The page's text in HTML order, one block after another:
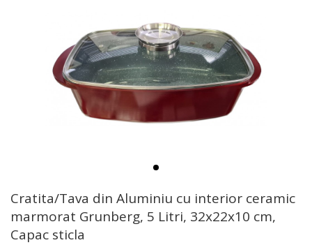
Cratita/Tava din Aluminiu cu interior ceramic
marmorat Grunberg, 5 Litri, 32x22x10 cm,
Capac sticla